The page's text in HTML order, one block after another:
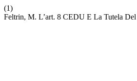
(1)
Feltrin, M. L’art. 8 CEDU E La Tutela